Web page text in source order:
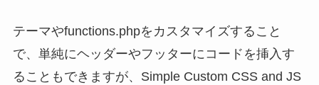
テーマやfunctions.phpをカスタマイズすること
で、単純にヘッダーやフッターにコードを挿入す
ることもできますが、Simple Custom CSS and JS